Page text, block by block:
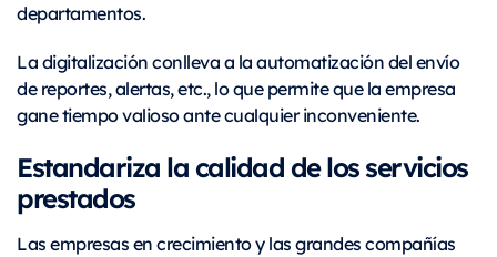
departamentos.
La digitalización conlleva a la automatización del envío
de reportes, alertas, etc., lo que permite que la empresa
gane tiempo valioso ante cualquier inconveniente.
Estandariza la calidad de los servicios
prestados
Las empresas en crecimiento y las grandes compañías